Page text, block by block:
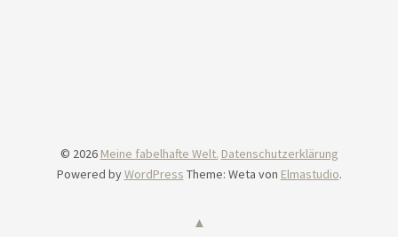
© 2026 Meine fabelhafte Welt. Datenschutzerklärung
Powered byWordPress Theme: Weta von Elmastudio.